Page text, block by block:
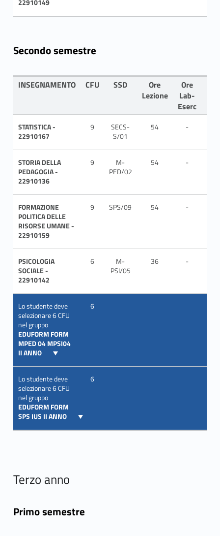
22910149
Secondo semestre
INSEGNAMENTO CFU SSD
Ore
Lezione
Ore
Lab-
Eserc
STATISTICA -
22910167
9
SECS-
S/01
54 -
STORIA DELLA
PEDAGOGIA -
22910136
9
M-
PED/02
54 -
FORMAZIONE
POLITICA DELLE
RISORSE UMANE -
22910159
9 SPS/09 54 -
PSICOLOGIA
SOCIALE -
22910142
6
M-
PSI/05
36 -
Lo studente deve
selezionare 6 CFU
nel gruppo
EDUFORM FORM
MPED 04 MPSI04
II ANNO
6
Lo studente deve
selezionare 6 CFU
nel gruppo
EDUFORM FORM
SPS IUS II ANNO
6
Terzo anno
Primo semestre